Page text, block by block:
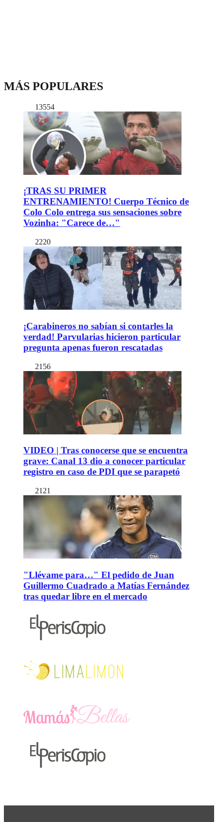
MÁS POPULARES
13554
¡TRAS SU PRIMER
ENTRENAMIENTO! Cuerpo Técnico de
Colo Colo entrega sus sensaciones sobre
Vozinha: "Carece de…"
2220
¡Carabineros no sabían si contarles la
verdad! Parvularias hicieron particular
pregunta apenas fueron rescatadas
2156
VIDEO | Tras conocerse que se encuentra
grave: Canal 13 dio a conocer particular
registro en caso de PDI que se parapetó
2121
"Llévame para…" El pedido de Juan
Guillermo Cuadrado a Matías Fernández
tras quedar libre en el mercado